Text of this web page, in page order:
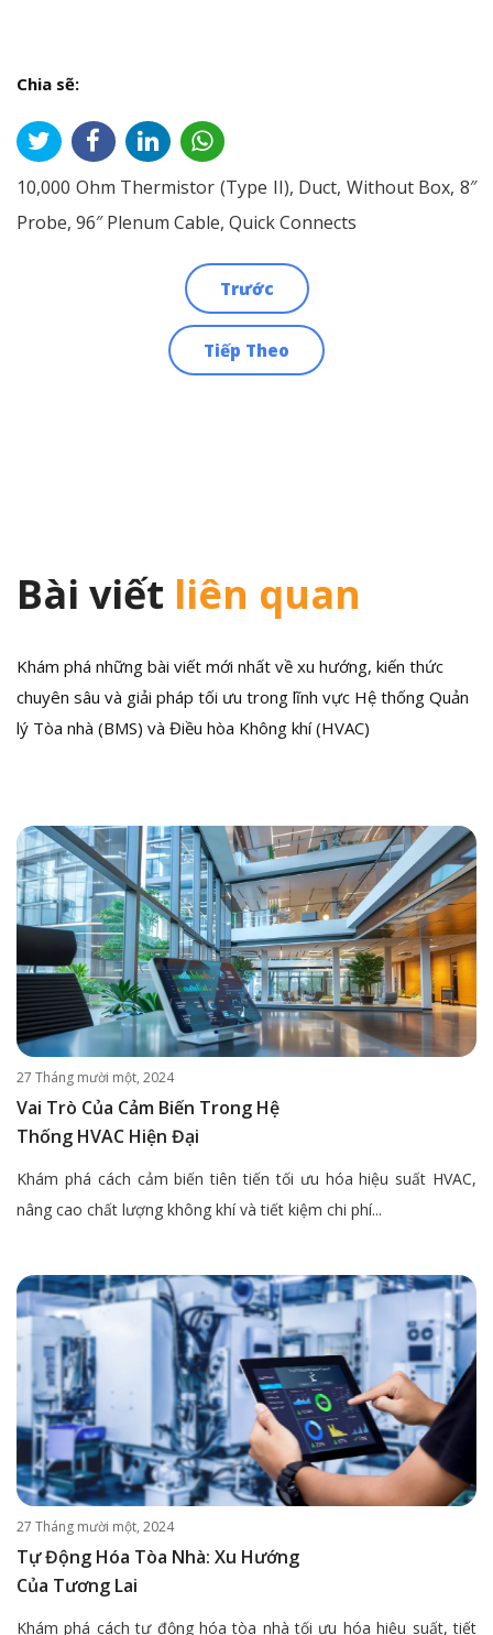
Chia sẽ:
10,000 Ohm Thermistor (Type II), Duct, Without Box, 8″
Probe, 96″ Plenum Cable, Quick Connects
Trước
Tiếp Theo
Bài viết liên quan
Khám phá những bài viết mới nhất về xu hướng, kiến thức
chuyên sâu và giải pháp tối ưu trong lĩnh vực Hệ thống Quản
lý Tòa nhà (BMS) và Điều hòa Không khí (HVAC)
27 Tháng mười một, 2024
Vai Trò Của Cảm Biến Trong Hệ
Thống HVAC Hiện Đại
Khám phá cách cảm biến tiên tiến tối ưu hóa hiệu suất HVAC,
nâng cao chất lượng không khí và tiết kiệm chi phí...
27 Tháng mười một, 2024
Tự Động Hóa Tòa Nhà: Xu Hướng
Của Tương Lai
Khám phá cách tự động hóa tòa nhà tối ưu hóa hiệu suất, tiết